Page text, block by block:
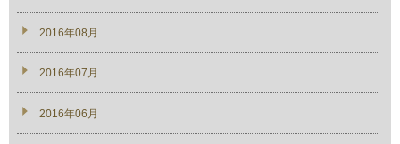
2016年08月
2016年07月
2016年06月